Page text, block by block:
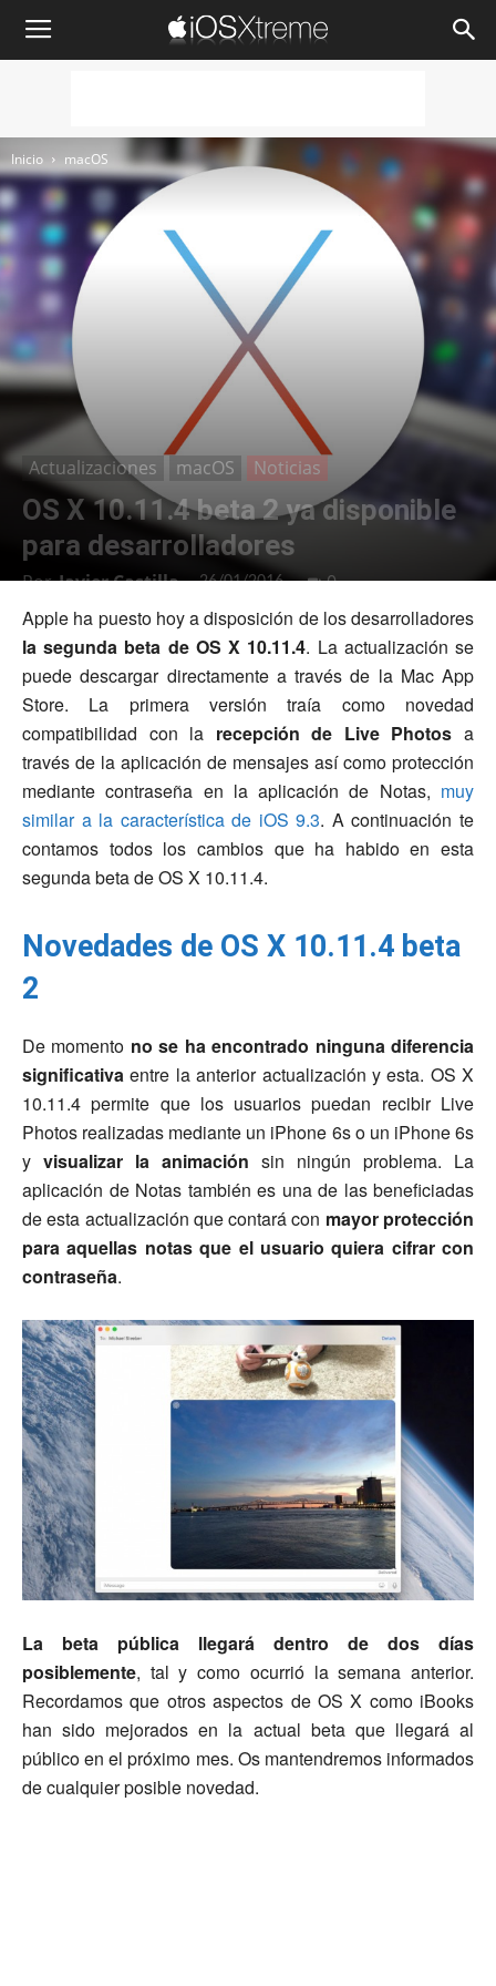
iOSXtreme
Inicio macOS
Actualizaciones macOS Noticias
OS X 10.11.4 beta 2 ya disponible
para desarrolladores
Por Javier Castilla- 26/01/2016 0
Apple ha puesto hoy a disposición de los desarrolladores
la segunda beta de OS X 10.11.4. La actualización se
puede descargar directamente a través de la Mac App
Store. La primera versión traía como novedad
compatibilidad con la recepción de Live Photos a
través de la aplicación de mensajes así como protección
mediante contraseña en la aplicación de Notas, muy
similar a la característica de iOS 9.3. A continuación te
contamos todos los cambios que ha habido en esta
segunda beta de OS X 10.11.4.
Novedades de OS X 10.11.4 beta
2
De momento no se ha encontrado ninguna diferencia
significativa entre la anterior actualización y esta. OS X
10.11.4 permite que los usuarios puedan recibir Live
Photos realizadas mediante un iPhone 6s o un iPhone 6s
y visualizar la animación sin ningún problema. La
aplicación de Notas también es una de las beneficiadas
de esta actualización que contará con mayor protección
para aquellas notas que el usuario quiera cifrar con
contraseña.
La beta pública llegará dentro de dos días
posiblemente, tal y como ocurrió la semana anterior.
Recordamos que otros aspectos de OS X como iBooks
han sido mejorados en la actual beta que llegará al
público en el próximo mes. Os mantendremos informados
de cualquier posible novedad.